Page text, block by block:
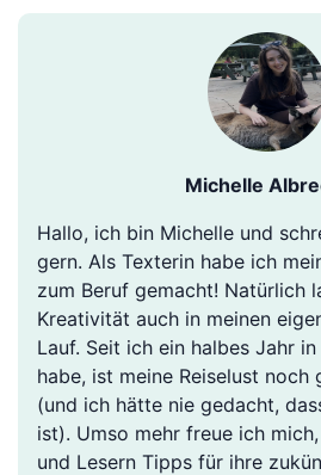
Michelle
Hallo, ich bin Michelle und
gern. Als Texterin habe ich
zum Beruf gemacht! Natürlich
Kreativität auch in meinen
Lauf. Seit ich ein halbes Jahr
habe, ist meine Reiselust
(und ich hätte nie gedacht,
ist). Umso mehr freue ich
und Lesern Tipps für ihre